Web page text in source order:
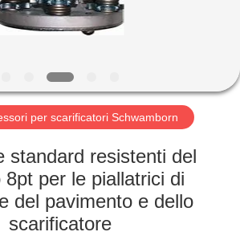
per scarificatori Schwamborn
standard resistenti del
8pt per le piallatrici di
del pavimento e dello
scarificatore